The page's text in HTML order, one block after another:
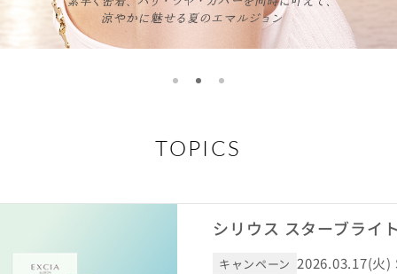
TOPICS
シリウス スターブライ
キャンペーン 2026.03.17(火)